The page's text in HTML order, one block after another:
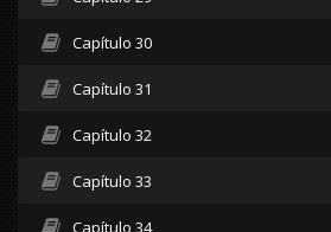
Capítulo 30
Capítulo 31
Capítulo 32
Capítulo 33
Capítulo 34